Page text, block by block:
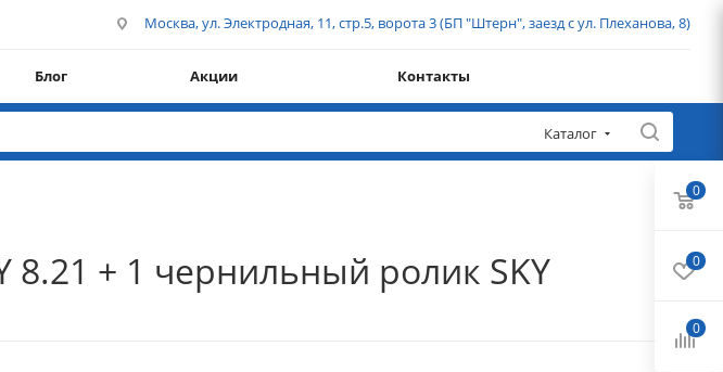
Москва, ул. Электродная, 11, стр.5, ворота 3 (БП "Штерн", заезд с ул. Плеханова, 8)
Блог Акции Контакты
Каталог
8.21 + 1 чернильный ролик SKY
0
0
0